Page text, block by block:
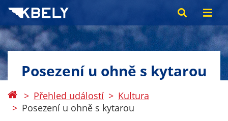
Posezení u ohně s kytarou
Přehled událostí
Kultura
Posezení u ohně s kytarou